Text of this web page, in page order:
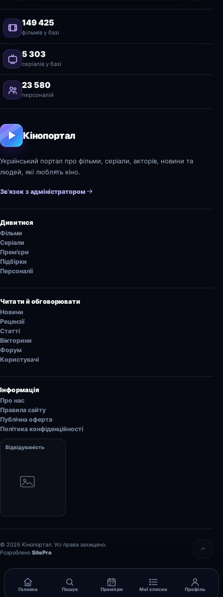
Головна Пошук Прем’єри Мої списки Профіль
149 425
фільмів у базі
5 303
серіалів у базі
23 580
персоналій
Кінопортал
Український портал про фільми, серіали, акторів, новини та
людей, які люблять кіно.
Зв’язок з адміністратором
Дивитися
Фільми
Серіали
Прем’єри
Підбірки
Персоналії
Читати й обговорювати
Новини
Рецензії
Статті
Вікторини
Форум
Користувачі
Інформація
Про нас
Правила сайту
Публічна оферта
Політика конфіденційності
Відвідуваність
© 2026 Кінопортал. Усі права захищено.
Розроблено SitePro